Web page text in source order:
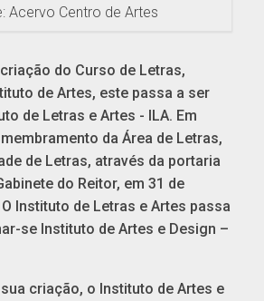
Acervo Centro de Artes
do Curso de Letras,
de Artes, este passa a ser
de Letras e Artes - ILA. Em
da Área de Letras,
de Letras, através da portaria
do Reitor, em 31 de
Instituto de Letras e Artes passa
se Instituto de Artes e Design –
criação, o Instituto de Artes e